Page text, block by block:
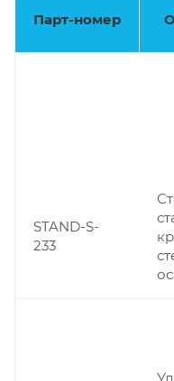
Парт-номер
STAND-S-
233